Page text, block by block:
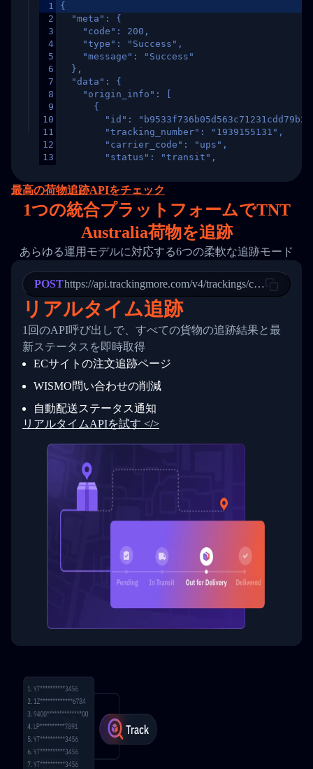
1
2
3
4
5
6
7
8
9
10
11
12
13
15
16
17
20
21
22
23
24
25
26
27
28
29
30
31
33
34
{
  "meta": {
    "code": 200,
    "type": "Success",
    "message": "Success"
  },
  "data": {
    "origin_info": [
      {
"id":
        "tracking_number": "1939155131",
        "carrier_code": "ups",
        "status": "transit",
"destination_country": "United
        "itemTimeLength": 2,
        "weblink": "",
        "phone": null,
        "trackinfo": [
          {
            "Date": "2017-03-08 04: 22: 00",
"StatusDescription": "Departed
"Details": "Departed Facility
          },
          {
            "Date": "2017-03-06 15:28:00",
"StatusDescription": "Shipment
"Details": "BEIJING-
          }
        ]
      }
  }
}
最高の荷物追跡APIをチェック
1つの統合プラットフォームでTNT
Australia荷物を追跡
あらゆる運用モデルに対応する6つの柔軟な追跡モード
POSThttps://api.trackingmore.com/v4/trackings/create
リアルタイム追跡
1回のAPI呼び出しで、すべての貨物の追跡結果と最
新ステータスを即時取得
ECサイトの注文追跡ページ
WISMO問い合わせの削減
自動配送ステータス通知
リアルタイムAPIを試す </>